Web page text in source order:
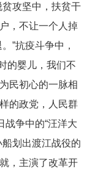
攻坚中，扶贫干
，不让一个人掉
”抗疫斗争中，
的婴儿，我们不
民初心的一脉相
的政党，人民群
战争中的“汪洋大
划出渡江战役的
，主演了改革开